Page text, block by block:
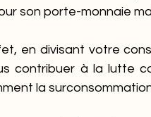
son porte-monnaie
en divisant votre
contribuer à la lutte
la